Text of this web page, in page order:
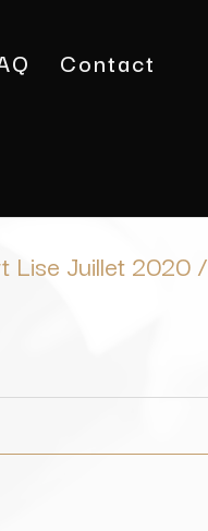
Contact
Lise Juillet 2020 /